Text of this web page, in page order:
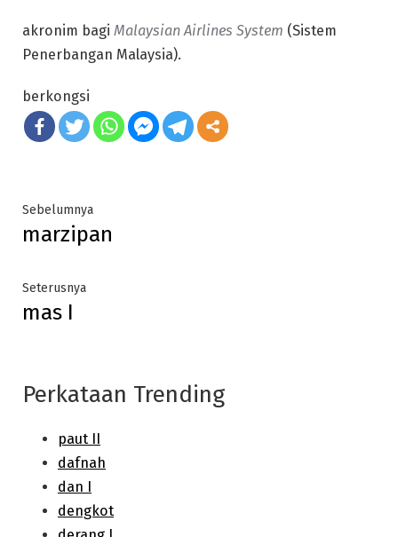
akronim bagi Malaysian Airlines System (Sistem
Penerbangan Malaysia).
berkongsi
Post
navigation
SebelumnyaPrevious
post:
marzipan
SeterusnyaNext
mas I
Perkataan Trending